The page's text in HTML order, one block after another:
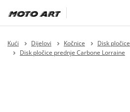
Kući Dijelovi Kočnice Disk pločice
Disk pločice prednje Carbone Lorraine